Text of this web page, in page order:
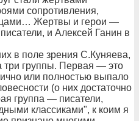
сопротивления,
Жертвы и герои —
и Алексей Ганин в
в поле зрения С.Куняева,
три группы. Первая — это
или полностью выпало
(о них достаточно
группа — писатели,
классиками", к коим я